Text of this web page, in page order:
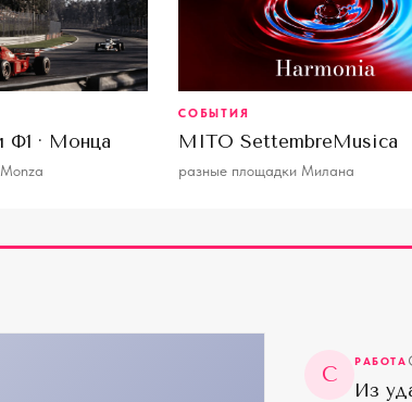
Ф1 · Монца
СОБЫТИЯ
MITO SettembreMusica
разные площадки Милана
С
РАБОТА
Из